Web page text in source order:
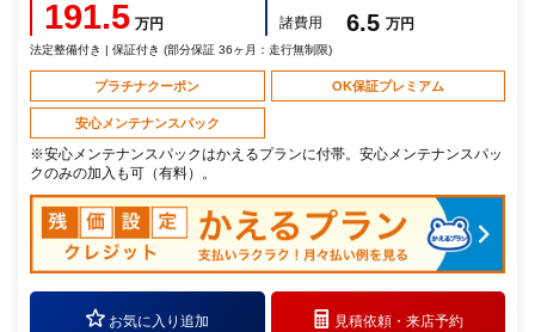
191.5 万円
諸費用
6.5 万円
法定整備付き | 保証付き (部分保証 36ヶ月：走行無制限)
プラチナクーポン OK保証プレミアム
安心メンテナンスパック
※安心メンテナンスパックはかえるプランに付帯。安心メンテナンスパッ
クのみの加入も可（有料）。
お気に入り追加 見積依頼・来店予約